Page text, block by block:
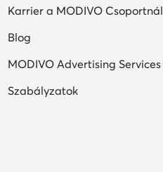
Karrier a MODIVO Csoportnál
Blog
MODIVO Advertising Services
Szabályzatok